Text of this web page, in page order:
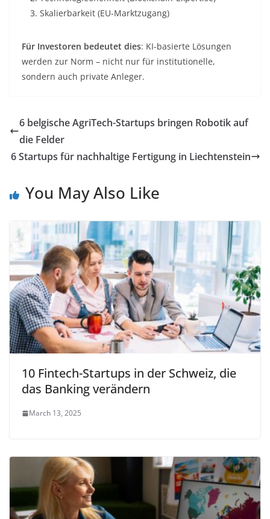
Skalierbarkeit (EU-Marktzugang)
Für Investoren bedeutet dies: KI-basierte Lösungen
werden zur Norm – nicht nur für institutionelle,
sondern auch private Anleger.
6 belgische AgriTech-Startups bringen Robotik auf
die Felder
6 Startups für nachhaltige Fertigung in Liechtenstein
You May Also Like
10 Fintech-Startups in der Schweiz, die
das Banking verändern
March 13, 2025